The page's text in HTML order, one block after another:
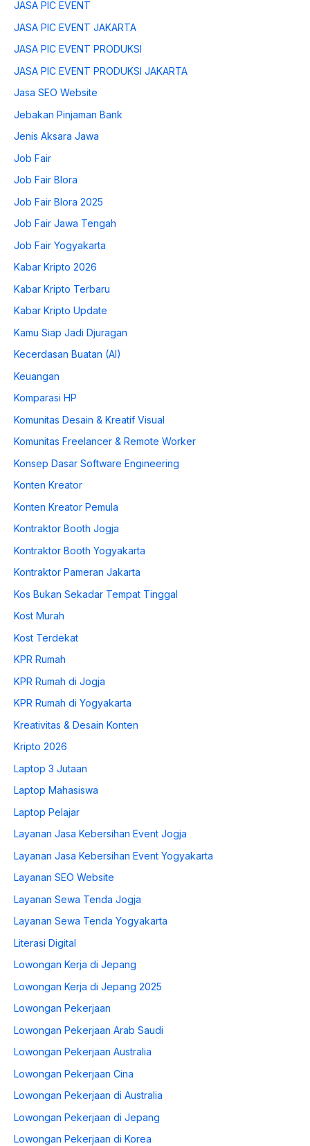
JASA PIC EVENT
JASA PIC EVENT JAKARTA
JASA PIC EVENT PRODUKSI
JASA PIC EVENT PRODUKSI JAKARTA
Jasa SEO Website
Jebakan Pinjaman Bank
Jenis Aksara Jawa
Job Fair
Job Fair Blora
Job Fair Blora 2025
Job Fair Jawa Tengah
Job Fair Yogyakarta
Kabar Kripto 2026
Kabar Kripto Terbaru
Kabar Kripto Update
Kamu Siap Jadi Djuragan
Kecerdasan Buatan (AI)
Keuangan
Komparasi HP
Komunitas Desain & Kreatif Visual
Komunitas Freelancer & Remote Worker
Konsep Dasar Software Engineering
Konten Kreator
Konten Kreator Pemula
Kontraktor Booth Jogja
Kontraktor Booth Yogyakarta
Kontraktor Pameran Jakarta
Kos Bukan Sekadar Tempat Tinggal
Kost Murah
Kost Terdekat
KPR Rumah
KPR Rumah di Jogja
KPR Rumah di Yogyakarta
Kreativitas & Desain Konten
Kripto 2026
Laptop 3 Jutaan
Laptop Mahasiswa
Laptop Pelajar
Layanan Jasa Kebersihan Event Jogja
Layanan Jasa Kebersihan Event Yogyakarta
Layanan SEO Website
Layanan Sewa Tenda Jogja
Layanan Sewa Tenda Yogyakarta
Literasi Digital
Lowongan Kerja di Jepang
Lowongan Kerja di Jepang 2025
Lowongan Pekerjaan
Lowongan Pekerjaan Arab Saudi
Lowongan Pekerjaan Australia
Lowongan Pekerjaan Cina
Lowongan Pekerjaan di Australia
Lowongan Pekerjaan di Jepang
Lowongan Pekerjaan di Korea